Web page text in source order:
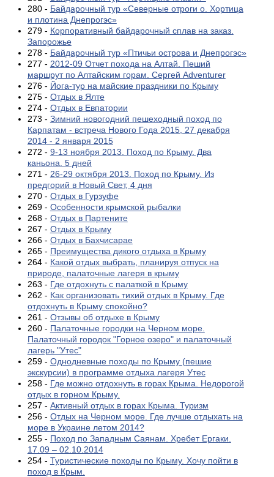
280 - Байдарочный тур «Северные отроги о. Хортица
и плотина Днепрогэс»
279 - Корпоративный байдарочный сплав на заказ.
Запорожье
278 - Байдарочный тур «Птичьи острова и Днепрогэс»
277 - 2012-09 Отчет похода на Алтай. Пеший
маршрут по Алтайским горам. Сергей Adventurer
276 - Йога-тур на майские праздники по Крыму
275 - Отдых в Ялте
274 - Отдых в Евпатории
273 - Зимний новогодний пешеходный поход по
Карпатам - встреча Нового Года 2015, 27 декабря
2014 - 2 января 2015
272 - 9-13 ноября 2013. Поход по Крыму. Два
каньона. 5 дней
271 - 26-29 октября 2013. Поход по Крыму. Из
предгорий в Новый Свет, 4 дня
270 - Отдых в Гурзуфе
269 - Особенности крымской рыбалки
268 - Отдых в Партените
267 - Отдых в Крыму
266 - Отдых в Бахчисарае
265 - Преимущества дикого отдыха в Крыму
264 - Какой отдых выбрать, планируя отпуск на
природе, палаточные лагеря в крыму
263 - Где отдохнуть с палаткой в Крыму
262 - Как организовать тихий отдых в Крыму. Где
отдохнуть в Крыму спокойно?
261 - Отзывы об отдыхе в Крыму
260 - Палаточные городки на Черном море.
Палаточный городок "Горное озеро" и палаточный
лагерь "Утес"
259 - Однодневные походы по Крыму (пешие
экскурсии) в программе отдыха лагеря Утес
258 - Где можно отдохнуть в горах Крыма. Недорогой
отдых в горном Крыму.
257 - Активный отдых в горах Крыма. Туризм
256 - Отдых на Черном море. Где лучше отдыхать на
море в Украине летом 2014?
255 - Поход по Западным Саянам. Хребет Ергаки.
17.09 – 02.10.2014
254 - Туристические походы по Крыму. Хочу пойти в
поход в Крым.